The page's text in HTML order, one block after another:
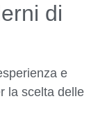
di
e
la scelta delle